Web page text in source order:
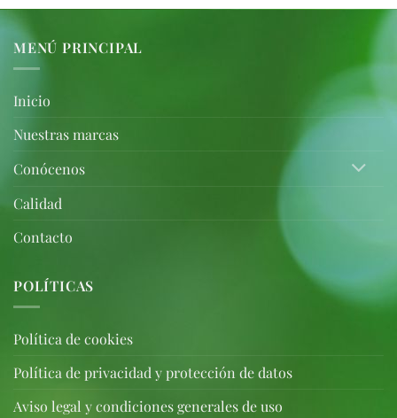
MENÚ PRINCIPAL
Inicio
Nuestras marcas
Conócenos
Calidad
Contacto
POLÍTICAS
Política de cookies
Política de privacidad y protección de datos
Aviso legal y condiciones generales de uso